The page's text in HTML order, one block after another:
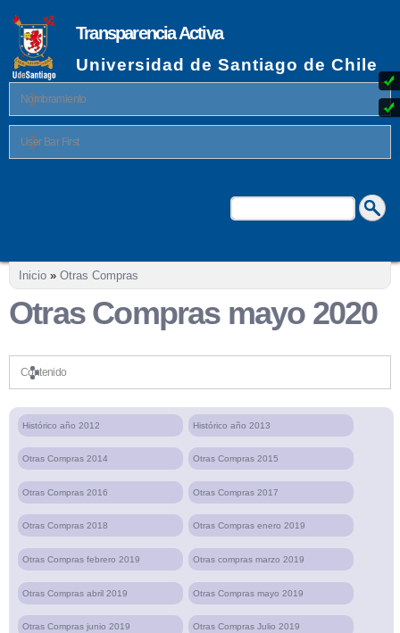
contenido
principal
Transparencia Activa
Universidad de Santiago de Chile
Nombramiento
User Bar First
Formulario de búsqueda
Buscar
Se encuentra usted aquí
Inicio » Otras Compras
Otras Compras mayo 2020
Contenido
Histórico año 2012 Histórico año 2013
Otras Compras 2014 Otras Compras 2015
Otras Compras 2016 Otras Compras 2017
Otras Compras 2018 Otras Compras enero 2019
Otras Compras febrero 2019 Otras compras marzo 2019
Otras Compras abril 2019 Otras Compras mayo 2019
Otras Compras junio 2019 Otras Compras Julio 2019